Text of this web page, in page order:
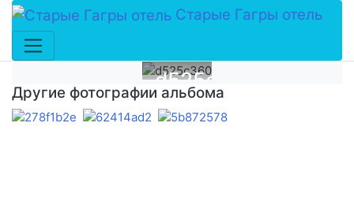
Старые Гагры отель
d525c360
Другие фотографии альбома